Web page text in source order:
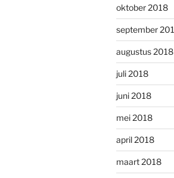
oktober 2018
september
augustus 2018
juli 2018
juni 2018
mei 2018
april 2018
maart 2018